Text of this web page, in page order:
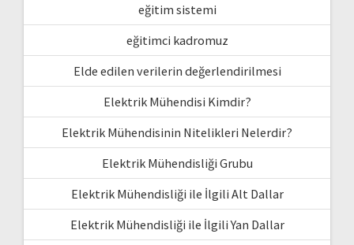
eğitim sistemi
eğitimci kadromuz
Elde edilen verilerin değerlendirilmesi
Elektrik Mühendisi Kimdir?
Elektrik Mühendisinin Nitelikleri Nelerdir?
Elektrik Mühendisliği Grubu
Elektrik Mühendisliği ile İlgili Alt Dallar
Elektrik Mühendisliği ile İlgili Yan Dallar